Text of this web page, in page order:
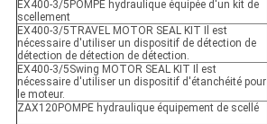
EX400-3/5POMPE hydraulique équipée d'un kit de
scellement
EX400-3/5TRAVEL MOTOR SEAL KIT Il est
nécessaire d'utiliser un dispositif de détection de
détection de détection de détection.
EX400-3/5Swing MOTOR SEAL KIT Il est
nécessaire d'utiliser un dispositif d'étanchéité pour
le moteur.
ZAX120POMPE hydraulique équipement de scellé